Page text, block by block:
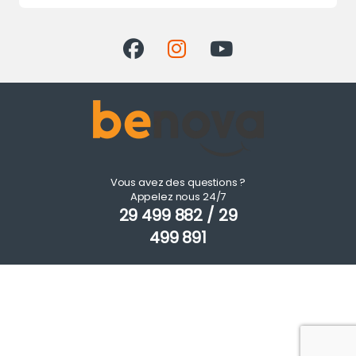
Vous avez des questions ?
Appelez nous 24/7
29 499 882 / 29
499 891